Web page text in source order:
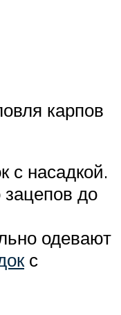
карпов
с насадкой.
зацепов до
одевают
с